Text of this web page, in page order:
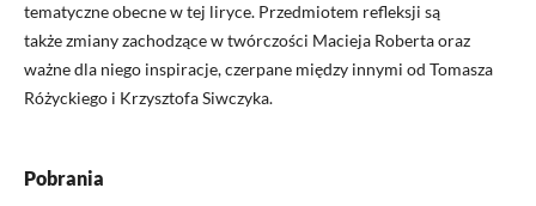
tematyczne obecne w tej liryce. Przedmiotem refleksji są
także zmiany zachodzące w twórczości Macieja Roberta oraz
ważne dla niego inspiracje, czerpane między innymi od Tomasza
Różyckiego i Krzysztofa Siwczyka.
Pobrania